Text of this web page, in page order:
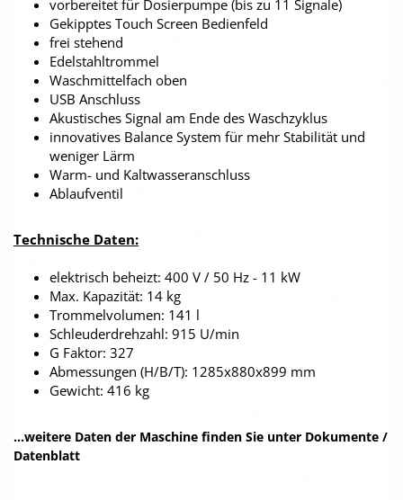
vorbereitet für Dosierpumpe (bis zu 11 Signale)
Gekipptes Touch Screen Bedienfeld
frei stehend
Edelstahltrommel
Waschmittelfach oben
USB Anschluss
Akustisches Signal am Ende des Waschzyklus
innovatives Balance System für mehr Stabilität und
weniger Lärm
Warm- und Kaltwasseranschluss
Ablaufventil
Technische Daten:
elektrisch beheizt: 400 V / 50 Hz - 11 kW
Max. Kapazität: 14 kg
Trommelvolumen: 141 l
Schleuderdrehzahl: 915 U/min
G Faktor: 327
Abmessungen (H/B/T): 1285x880x899 mm
Gewicht: 416 kg
...weitere Daten der Maschine finden Sie unter Dokumente /
Datenblatt